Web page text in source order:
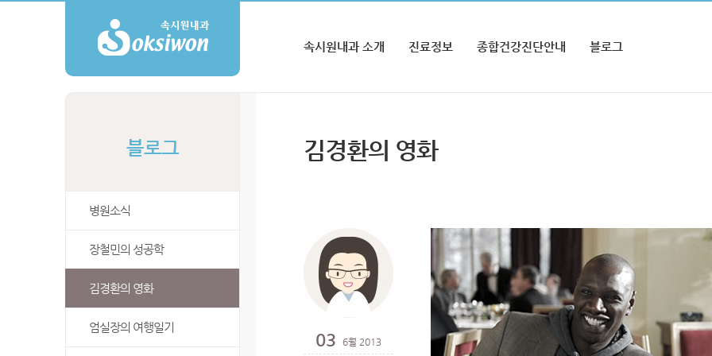
속시원내과 소개 진료정보 종합건강진단안내 블로그
블로그
병원소식
장철민의 성공학
김경환의 영화
엄실장의 여행일기
김경환의 영화
03 6월 2013